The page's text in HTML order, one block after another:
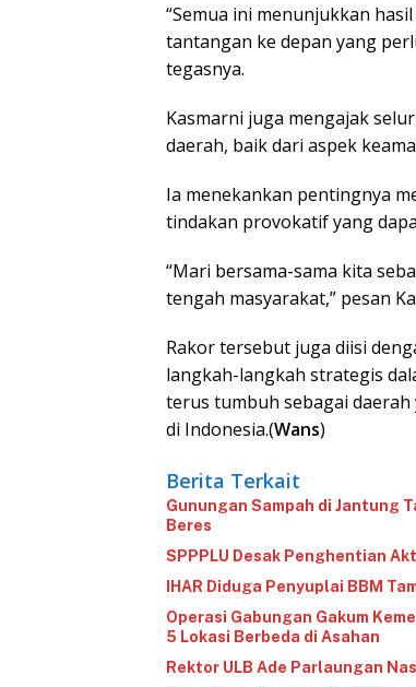
“Semua ini menunjukkan
tantangan ke depan yang
tegasnya.
Kasmarni juga mengajak
daerah, baik dari aspek
Ia menekankan pentingnya
tindakan provokatif yang
“Mari bersama-sama kita
tengah masyarakat,” pesan
Rakor tersebut juga diisi
langkah-langkah strategis
terus tumbuh sebagai
di Indonesia.(Wans)
Berita Terkait
Gunungan Sampah di Jantung
Beres
‎SPPPLU Desak Penghentian
‎IHAR Diduga Penyuplai BBM
Operasi Gabungan Gakum
5 Lokasi Berbeda di Asahan
Rektor ULB Ade Parlaungan